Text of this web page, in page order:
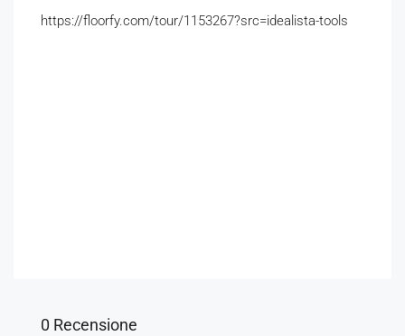
https://floorfy.com/tour/1153267?src=idealista-tools
0 Recensione